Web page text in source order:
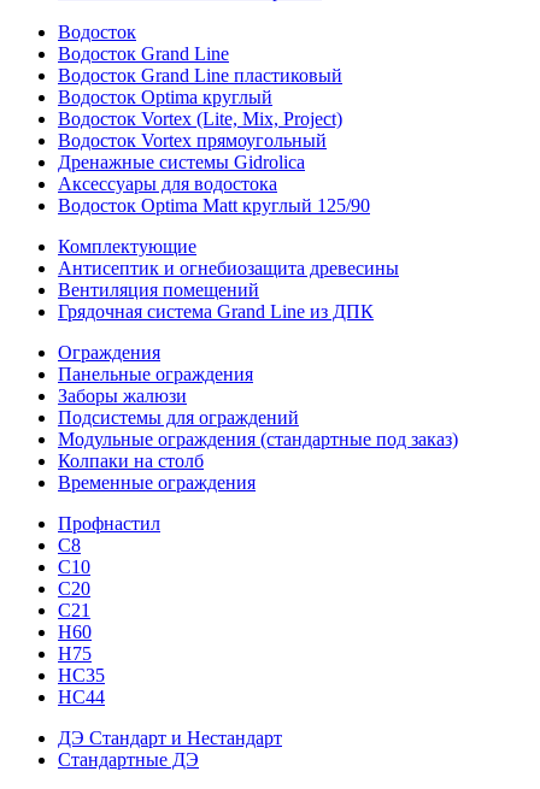
Водосток
Водосток Grand Line
Водосток Grand Line пластиковый
Водосток Optima круглый
Водосток Vortex (Lite, Mix, Project)
Водосток Vortex прямоугольный
Дренажные системы Gidrolica
Аксессуары для водостока
Водосток Optima Matt круглый 125/90
Комплектующие
Антисептик и огнебиозащита древесины
Вентиляция помещений
Грядочная система Grand Line из ДПК
Ограждения
Панельные ограждения
Заборы жалюзи
Подсистемы для ограждений
Модульные ограждения (стандартные под заказ)
Колпаки на столб
Временные ограждения
Профнастил
С8
С10
С20
С21
H60
H75
HС35
НС44
ДЭ Стандарт и Нестандарт
Стандартные ДЭ